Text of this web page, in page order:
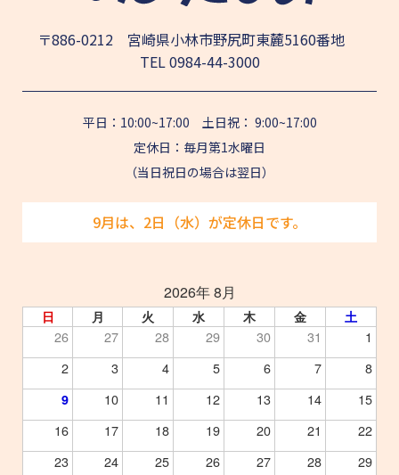
〒886-0212 宮崎県小林市野尻町東麓5160番地
TEL0984-44-3000
平日：10:00~17:00 土日祝： 9:00~17:00
定休日：毎月第1水曜日
（当日祝日の場合は翌日）
9月は、2日（水）が定休日です。
2026年 8月
日 月 火 水 木 金 土
26 27 28 29 30 31
1
2
3 4 5 6 7 8
9 10 11 12 13 14
15
16
17 18 19 20 21
22
23
24 25 26 27 28
29